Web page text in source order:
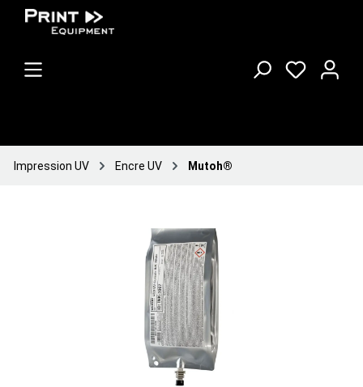
Impression UV Encre UV Mutoh®